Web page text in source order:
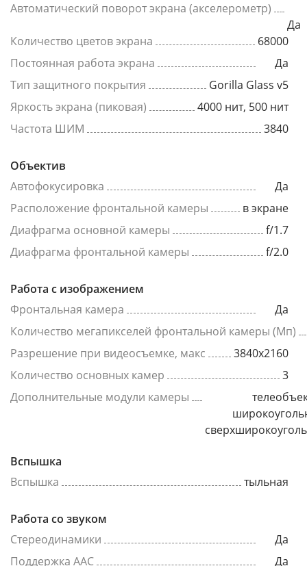
Автоматический поворот экрана (акселерометр)
Да
Количество цветов экрана
68000
Постоянная работа экрана
Да
Тип защитного покрытия
Gorilla Glass v5
Яркость экрана (пиковая)
4000 нит, 500 нит
Частота ШИМ
3840
Объектив
Автофокусировка
Да
Расположение фронтальной камеры
в экране
Диафрагма основной камеры
f/1.7
Диафрагма фронтальной камеры
f/2.0
Работа с изображением
Фронтальная камера
Да
Количество мегапикселей фронтальной камеры (Мп)
Разрешение при видеосъемке, макс
3840x2160
Количество основных камер
3
Дополнительные модули камеры
Вспышка
Вспышка
тыльная
Работа со звуком
Стереодинамики
Да
Поддержка AAC
Да